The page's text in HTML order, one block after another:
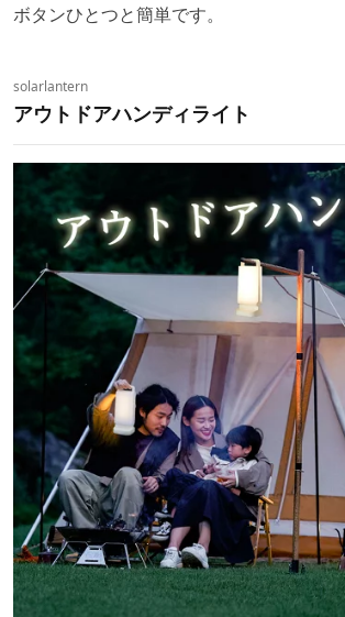
ボタンひとつと簡単です。
solarlantern
アウトドアハンディライト